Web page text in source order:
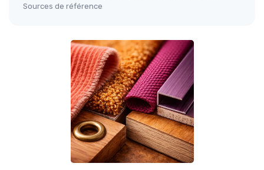
Sources de référence